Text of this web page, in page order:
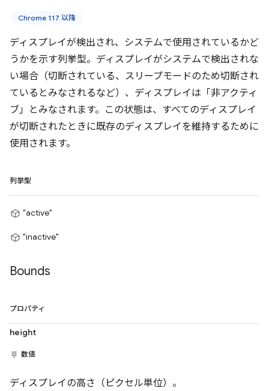
Chrome 117 以降
ディスプレイが検出され、システムで使用されているかど
うかを示す列挙型。ディスプレイがシステムで検出されな
い場合（切断されている、スリープモードのため切断され
ているとみなされるなど）、ディスプレイは「非アクティ
ブ」とみなされます。この状態は、すべてのディスプレイ
が切断されたときに既存のディスプレイを維持するために
使用されます。
列挙型
"active"
"inactive"
Bounds
プロパティ
height
数値
ディスプレイの高さ（ピクセル単位）。